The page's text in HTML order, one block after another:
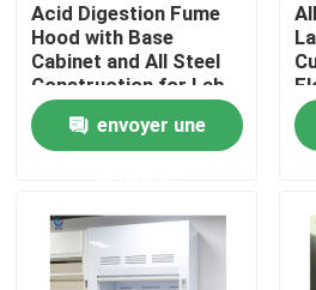
Contrôle de la qualité
Contact
Bancs de travail de
Acid Digestion Fume
Hood with Base
Cabinet and All Steel
Construction for Lab
Safety
envoyer une